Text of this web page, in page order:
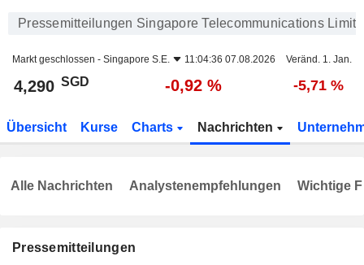
Pressemitteilungen Singapore Telecommunications
Markt geschlossen - Singapore S.E. 11:04:36 07.08.2026 Veränd. 1. Jan.
4,290 SGD -0,92 % -5,71 %
Übersicht Kurse Charts Nachrichten
Pressemitteilungen
Alle Nachrichten Analystenempfehlungen Wichtige